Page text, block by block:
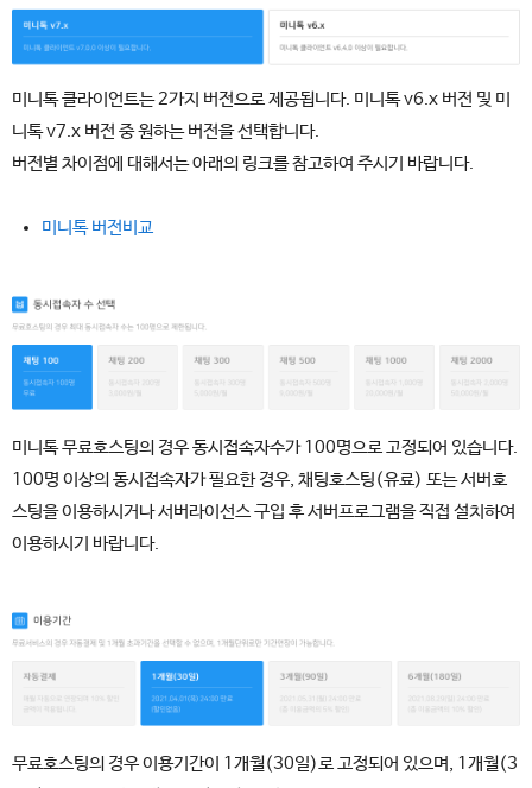
미니톡 클라이언트는 2가지 버전으로 제공됩니다. 미니톡 v6.x 버전 및 미
니톡 v7.x 버전 중 원하는 버전을 선택합니다.
버전별 차이점에 대해서는 아래의 링크를 참고하여 주시기 바랍니다.
미니톡 버전비교
미니톡 무료호스팅의 경우 동시접속자수가 100명으로 고정되어 있습니다.
100명 이상의 동시접속자가 필요한 경우, 채팅호스팅(유료) 또는 서버호
스팅을 이용하시거나 서버라이선스 구입 후 서버프로그램을 직접 설치하여
이용하시기 바랍니다.
무료호스팅의 경우 이용기간이 1개월(30일)로 고정되어 있으며, 1개월(3